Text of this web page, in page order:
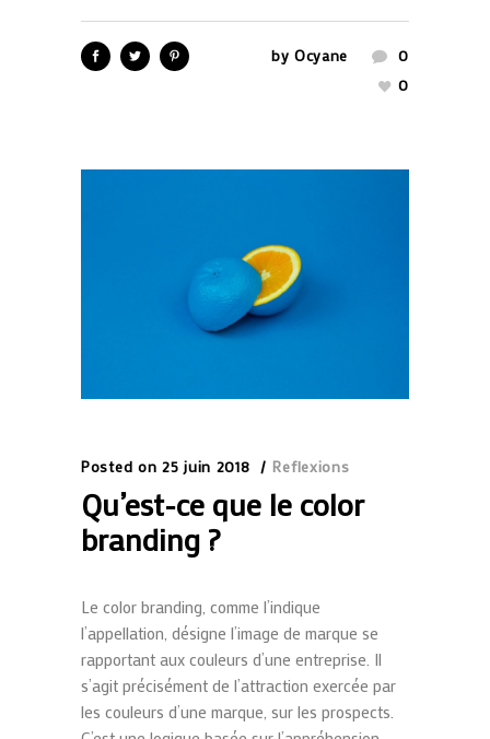
by Ocyane
0
0
Posted on 25 juin 2018 Reflexions
Qu’est-ce que le color
branding ?
Le color branding, comme l’indique
l’appellation, désigne l’image de marque se
rapportant aux couleurs d’une entreprise. Il
s’agit précisément de l’attraction exercée par
les couleurs d’une marque, sur les prospects.